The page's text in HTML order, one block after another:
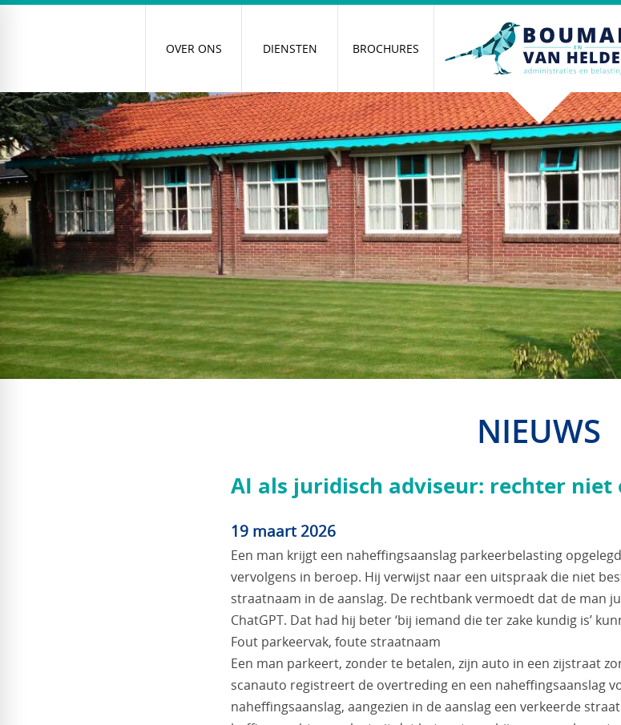
OVER ONS DIENSTEN BROCHURES
NIEUWS
AI als juridisch adviseur: rechter niet
19 maart 2026
Een man krijgt een naheffingsaanslag parkeerbelasting
vervolgens in beroep. Hij verwijst naar een uitspraak die niet
straatnaam in de aanslag. De rechtbank vermoedt dat de man
ChatGPT. Dat had hij beter ‘bij iemand die ter zake kundig is’
Fout parkeervak, foute straatnaam
Een man parkeert, zonder te betalen, zijn auto in een zijstraat
scanauto registreert de overtreding en een naheffingsaanslag
naheffingsaanslag, aangezien in de aanslag een verkeerde